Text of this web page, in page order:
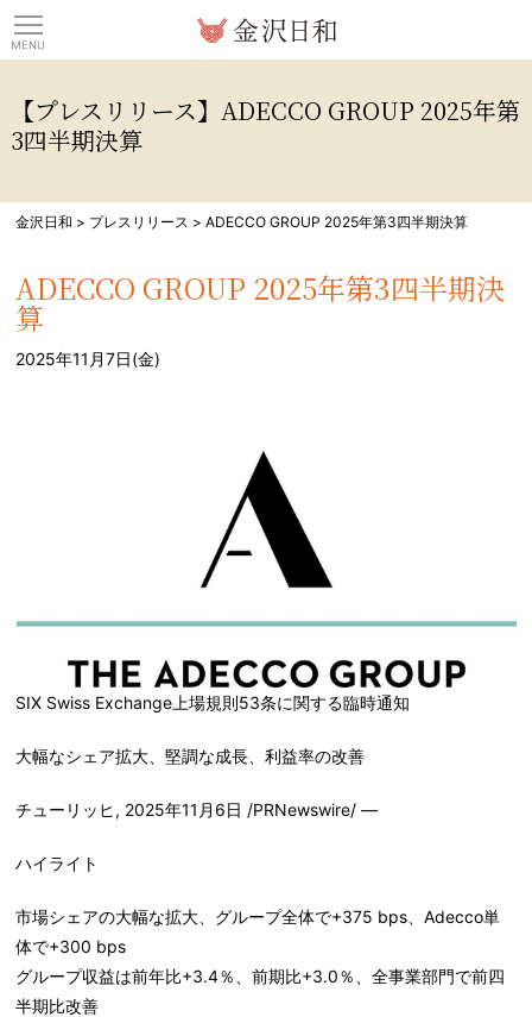
【プレスリリース】ADECCO GROUP 2025年第
3四半期決算
金沢日和 > プレスリリース >ADECCO GROUP 2025年第3四半期決算
ADECCO GROUP 2025年第3四半期決
算
2025年11月7日(金)
SIX Swiss Exchange上場規則53条に関する臨時通知
大幅なシェア拡大、堅調な成長、利益率の改善
チューリッヒ , 2025年11月6日 /PRNewswire/ —
ハイライト
市場シェアの大幅な拡大、グループ全体で+375 bps、Adecco単
体で+300 bps
グループ収益は前年比+3.4％、前期比+3.0％、全事業部門で前四
半期比改善